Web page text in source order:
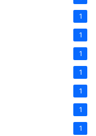
1
1
1
1
1
1
1